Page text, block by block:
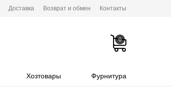
Доставка Возврат и обмен Контакты
0
Хозтовары Фурнитура